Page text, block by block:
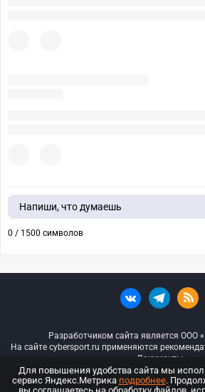
Напиши, что думаешь
0 / 1500 символов
Разработчиком сайта является ООО
На сайте cybersport.ru применяются
Документы
© ООО «Киберспорт.ру» — Все
Для повышения удобства сайта мы
сервис Яндекс.Метрика подробнее.